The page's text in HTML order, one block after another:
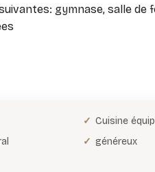
gymnase, salle de
Cuisine
généreux